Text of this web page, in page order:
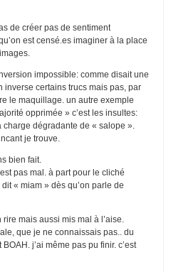
de créer pas de sentiment
est censé.es imaginer à la place
impossible: comme disait une
inverse certains trucs mais pas, par
le maquillage. un autre exemple
opprimée » c’est les insultes:
dégradante de « salope ».
je trouve.
bien fait.
pas mal. à part pour le cliché
« miam » dès qu’on parle de
mais aussi mis mal à l’aise.
que je ne connaissais pas.. du
j’ai même pas pu finir. c’est